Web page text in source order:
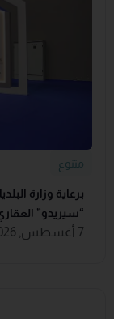
متنوع
برعاية وزارة
“سيريدو”
7 أغسطس, 2026